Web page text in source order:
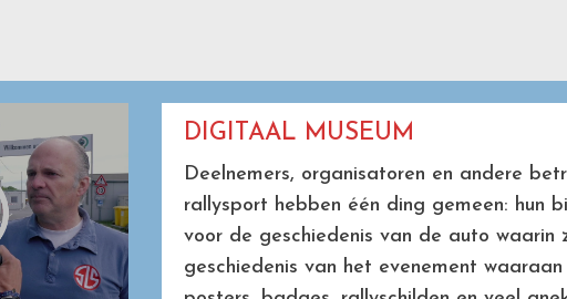
DIGITAAL MUSEUM
Deelnemers, organisatoren en andere
rallysport hebben één ding gemeen: hun
voor de geschiedenis van de auto waarin
geschiedenis van het evenement waaraan